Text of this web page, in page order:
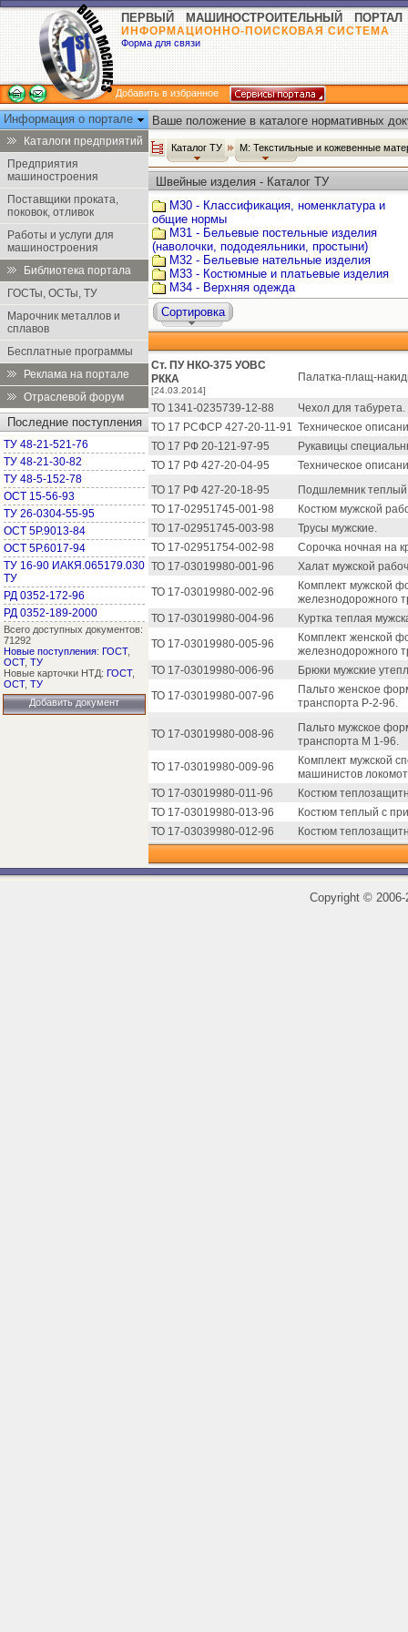
ПЕРВЫЙ МАШИНОСТРОИТЕЛЬНЫЙ ПОРТАЛ
ИНФОРМАЦИОННО-ПОИСКОВАЯ СИСТЕМА
Форма для связи
Добавить в избранное
Информация о портале
Каталоги предприятий
Предприятия
машиностроения
Поставщики проката,
поковок, отливок
Работы и услуги для
машиностроения
Библиотека портала
ГОСТы, ОСТы, ТУ
Марочник металлов и
сплавов
Бесплатные программы
Реклама на портале
Отраслевой форум
Последние поступления
ТУ 48-21-521-76
ТУ 48-21-30-82
ТУ 48-5-152-78
ОСТ 15-56-93
ТУ 26-0304-55-95
ОСТ 5Р.9013-84
ОСТ 5Р.6017-94
ТУ 16-90 ИАКЯ.065179.030
ТУ
РД 0352-172-96
РД 0352-189-2000
Всего доступных документов:
71292
Новые поступления: ГОСТ,
ОСТ, ТУ
Новые карточки НТД: ГОСТ,
ОСТ, ТУ
Добавить документ
Ваше положение в каталоге нормативных
Каталог ТУ М: Текстильные и кожевенные
Швейные изделия - Каталог ТУ
М30 - Классификация, номенклатура и
общие нормы
М31 - Бельевые постельные изделия
(наволочки, пододеяльники, простыни)
М32 - Бельевые нательные изделия
М33 - Костюмные и платьевые изделия
М34 - Верхняя одежда
Сортировка
Ст. ПУ НКО-375 УОВС
РККА
[24.03.2014]
Палатка-плащ-
ТО 1341-0235739-12-88
Чехол для табурета.
ТО 17 РСФСР 427-20-11-91 Техническое
ТО 17 РФ 20-121-97-95
Рукавицы
ТО 17 РФ 427-20-04-95
Техническое
ТО 17 РФ 427-20-18-95
Подшлемник теплый
ТО 17-02951745-001-98
Костюм мужской
ТО 17-02951745-003-98
Трусы мужские.
ТО 17-02951754-002-98
Сорочка ночная на
ТО 17-03019980-001-96
Халат мужской
ТО 17-03019980-002-96
Комплект мужской
железнодорожного
ТО 17-03019980-004-96
Куртка теплая
ТО 17-03019980-005-96
Комплект женской
железнодорожного
ТО 17-03019980-006-96
Брюки мужские
ТО 17-03019980-007-96
Пальто женское
транспорта Р-2-96.
ТО 17-03019980-008-96
Пальто мужское
транспорта М 1-96.
ТО 17-03019980-009-96
Комплект мужской
машинистов
ТО 17-03019980-011-96
Костюм
ТО 17-03019980-013-96
Костюм теплый с
ТО 17-03039980-012-96
Костюм
Copyright ©